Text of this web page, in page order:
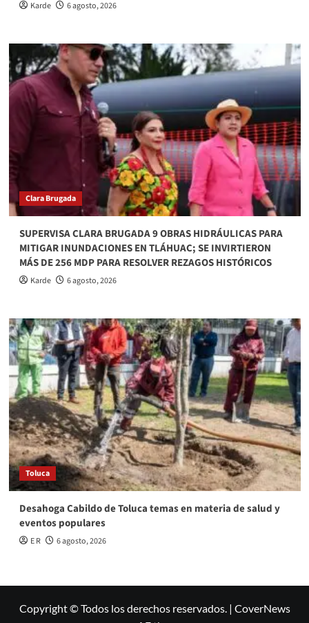
Karde 6 agosto, 2026
Clara Brugada
SUPERVISA CLARA BRUGADA 9 OBRAS HIDRÁULICAS PARA
MITIGAR INUNDACIONES EN TLÁHUAC; SE INVIRTIERON
MÁS DE 256 MDP PARA RESOLVER REZAGOS HISTÓRICOS
Karde 6 agosto, 2026
Toluca
Desahoga Cabildo de Toluca temas en materia de salud y
eventos populares
E R 6 agosto, 2026
Copyright © Todos los derechos reservados. | CoverNews